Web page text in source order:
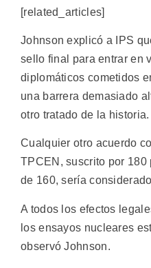
[related_articles]
Johnson explicó a IPS
sello final para entrar en
diplomáticos cometidos
una barrera demasiado
otro tratado de la historia.
Cualquier otro acuerdo
TPCEN, suscrito por
de 160, sería
A todos los efectos
los ensayos nucleares
observó Johnson.